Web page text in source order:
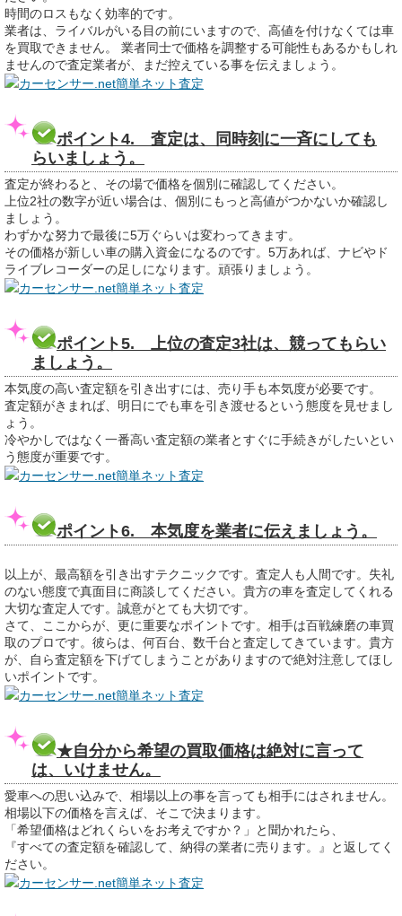
時間のロスもなく効率的です。
業者は、ライバルがいる目の前にいますので、高値を付けなくては車
を買取できません。 業者同士で価格を調整する可能性もあるかもしれ
ませんので査定業者が、まだ控えている事を伝えましょう。
カーセンサー.net簡単ネット査定
ポイント4. 査定は、同時刻に一斉にしても
らいましょう。
査定が終わると、その場で価格を個別に確認してください。
上位2社の数字が近い場合は、個別にもっと高値がつかないか確認し
ましょう。
わずかな努力で最後に5万ぐらいは変わってきます。
その価格が新しい車の購入資金になるのです。5万あれば、ナビやド
ライブレコーダーの足しになります。頑張りましょう。
カーセンサー.net簡単ネット査定
ポイント5. 上位の査定3社は、競ってもらい
ましょう。
本気度の高い査定額を引き出すには、売り手も本気度が必要です。
査定額がきまれば、明日にでも車を引き渡せるという態度を見せまし
ょう。
冷やかしではなく一番高い査定額の業者とすぐに手続きがしたいとい
う態度が重要です。
カーセンサー.net簡単ネット査定
ポイント6. 本気度を業者に伝えましょう。
以上が、最高額を引き出すテクニックです。査定人も人間です。失礼
のない態度で真面目に商談してください。貴方の車を査定してくれる
大切な査定人です。誠意がとても大切です。
さて、ここからが、更に重要なポイントです。相手は百戦練磨の車買
取のプロです。彼らは、何百台、数千台と査定してきています。貴方
が、自ら査定額を下げてしまうことがありますので絶対注意してほし
いポイントです。
カーセンサー.net簡単ネット査定
★自分から希望の買取価格は絶対に言って
は、いけません。
愛車への思い込みで、相場以上の事を言っても相手にはされません。
相場以下の価格を言えば、そこで決まります。
「希望価格はどれくらいをお考えですか？」と聞かれたら、
『すべての査定額を確認して、納得の業者に売ります。』と返してく
ださい。
カーセンサー.net簡単ネット査定